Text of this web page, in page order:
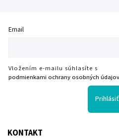
Email
Vložením e-mailu súhlasíte s
podmienkami ochrany osobných údajov
KONTAKT